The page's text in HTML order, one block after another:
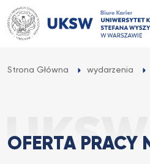
Przejdź
do
treści
Strona Główna wydarzenia
OFERTA PRACY